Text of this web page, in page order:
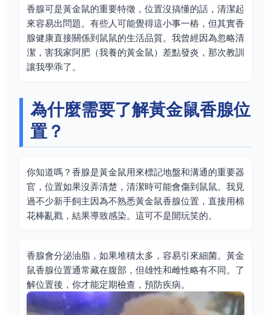
香腺可是黃金鼠的重要特徵，位置沒搞懂的話，清潔起
來容易出問題。有些人可能覺得這小事一樁，但其實香
腺健康直接關係到鼠鼠的生活品質。我曾經因為忽略清
潔，害我家阿肥（我養的黃金鼠）差點發炎，那次教訓
讓我學乖了。
為什麼需要了解黃金鼠香腺位
置？
你知道嗎？香腺是黃金鼠用來標記地盤和溝通的重要器
官，位置如果沒弄清楚，清潔時可能會傷到鼠鼠。我見
過不少新手飼主因為不熟悉黃金鼠香腺位置，直接用棉
花棒亂戳，結果導致感染。這可不是開玩笑的。
香腺會分泌油脂，如果堆積太多，容易引來細菌。黃金
鼠香腺位置通常藏在腹部，但雄性和雌性略有不同。了
解位置後，你才能定期檢查，預防疾病。